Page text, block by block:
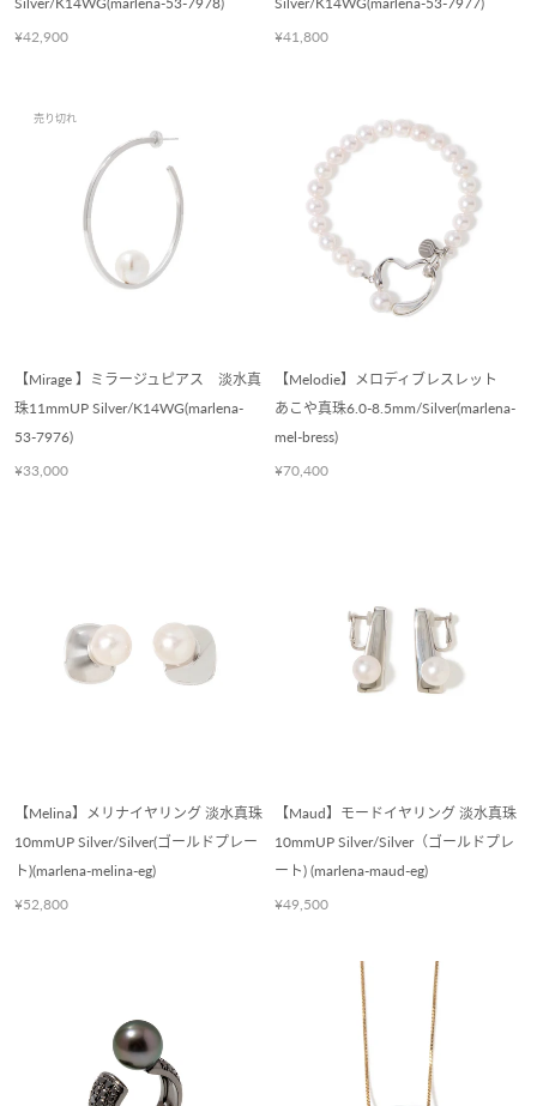
¥42,900
¥41,800
売り切れ
【Mirage 】ミラージュピアス 淡水真
珠11mmUP Silver/K14WG(marlena-
53-7976)
¥33,000
【Melodie】メロディブレスレット
あこや真珠6.0-8.5mm/Silver(marlena-
mel-bress)
¥70,400
【Melina】メリナイヤリング 淡水真珠
10mmUP Silver/Silver(ゴールドプレー
ト)(marlena-melina-eg)
¥52,800
【Maud】モードイヤリング 淡水真珠
10mmUP Silver/Silver（ゴールドプレ
ート) (marlena-maud-eg)
¥49,500